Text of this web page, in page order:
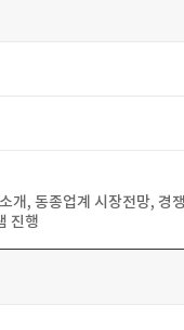
개,동종업계시장전망,경
진행